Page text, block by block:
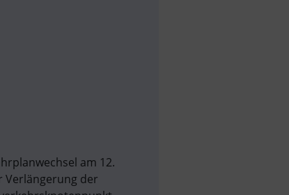
am 12.
Verlängerung der